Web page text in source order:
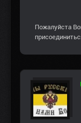
Пожалуйста